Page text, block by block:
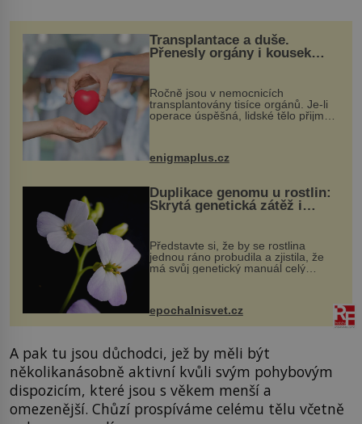
Transplantace a duše.
Přenesly orgány i kousek
Ročně jsou v nemocnicích
transplantovány tisíce orgánů. Je-li
operace úspěšná, lidské tělo přijme
enigmaplus.cz
Duplikace genomu u rostlin:
Skrytá genetická zátěž i
Představte si, že by se rostlina
jednou ráno probudila a zjistila, že
má svůj genetický manuál celý
vstupenka...
epochalnisvet.cz
A pak tu jsou důchodci, jež by měli být
několikanásobně aktivní kvůli svým pohybovým
dispozicím, které jsou s věkem menší a
omezenější. Chůzí prospíváme celému tělu včetně